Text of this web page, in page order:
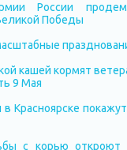
России
Победы
кашей кормят
9 Мая
Красноярске
с корью откроют